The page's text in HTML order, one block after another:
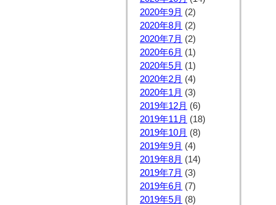
2020年9月 (2)
2020年8月 (2)
2020年7月 (2)
2020年6月 (1)
2020年5月 (1)
2020年2月 (4)
2020年1月 (3)
2019年12月 (6)
2019年11月 (18)
2019年10月 (8)
2019年9月 (4)
2019年8月 (14)
2019年7月 (3)
2019年6月 (7)
2019年5月 (8)